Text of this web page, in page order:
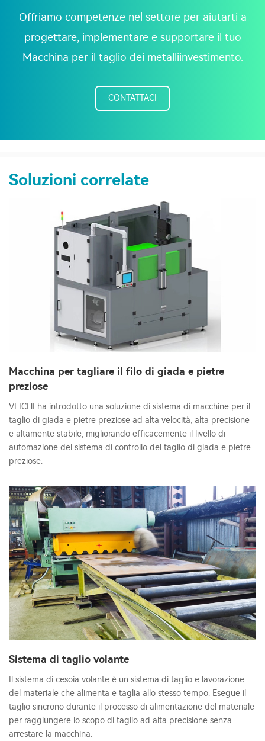
Offriamo competenze nel settore per aiutarti a
progettare, implementare e supportare il tuo
Macchina per il taglio dei metalliinvestimento.
CONTATTACI
Soluzioni correlate
Macchina per tagliare il filo di giada e pietre
preziose
VEICHI ha introdotto una soluzione di sistema di macchine per il
taglio di giada e pietre preziose ad alta velocità, alta precisione
e altamente stabile, migliorando efficacemente il livello di
automazione del sistema di controllo del taglio di giada e pietre
preziose.
Sistema di taglio volante
Il sistema di cesoia volante è un sistema di taglio e lavorazione
del materiale che alimenta e taglia allo stesso tempo. Esegue il
taglio sincrono durante il processo di alimentazione del materiale
per raggiungere lo scopo di taglio ad alta precisione senza
arrestare la macchina.